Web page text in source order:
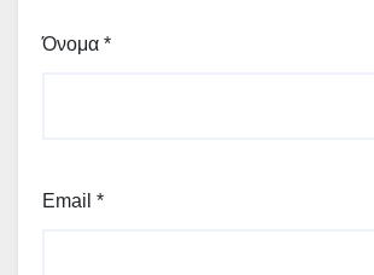
Όνομα *
Email *